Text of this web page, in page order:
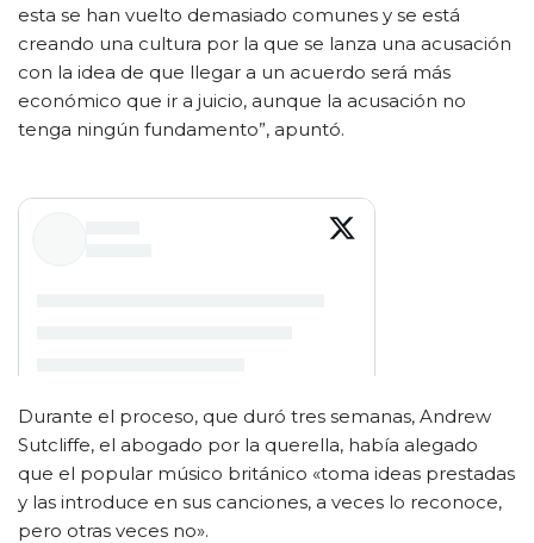
esta se han vuelto demasiado comunes y se está
creando una cultura por la que se lanza una acusación
con la idea de que llegar a un acuerdo será más
económico que ir a juicio, aunque la acusación no
tenga ningún fundamento”, apuntó.
Durante el proceso, que duró tres semanas, Andrew
Sutcliffe, el abogado por la querella, había alegado
que el popular músico británico «toma ideas prestadas
y las introduce en sus canciones, a veces lo reconoce,
pero otras veces no».